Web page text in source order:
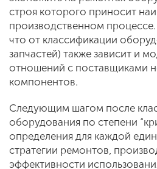
строя которого приносит
производственном
что от классификации
запчастей) также зависит и
отношений с поставщиками
компонентов.
Следующим шагом после
оборудования по степени
определения для каждой
стратегии ремонтов,
эффективности